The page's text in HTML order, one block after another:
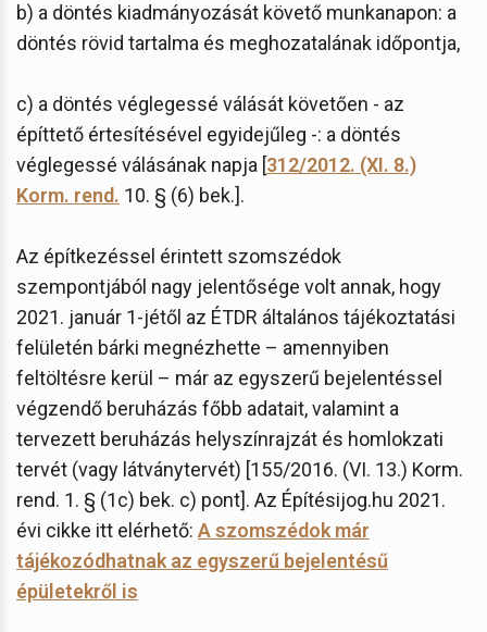
b) a döntés kiadmányozását követő munkanapon: a
döntés rövid tartalma és meghozatalának időpontja,
c) a döntés véglegessé válását követően - az
építtető értesítésével egyidejűleg -: a döntés
véglegessé válásának napja [312/2012. (XI. 8.)
Korm. rend. 10. § (6) bek.].
Az építkezéssel érintett szomszédok
szempontjából nagy jelentősége volt annak, hogy
2021. január 1-jétől az ÉTDR általános tájékoztatási
felületén bárki megnézhette – amennyiben
feltöltésre kerül – már az egyszerű bejelentéssel
végzendő beruházás főbb adatait, valamint a
tervezett beruházás helyszínrajzát és homlokzati
tervét (vagy látványtervét) [155/2016. (VI. 13.) Korm.
rend. 1. § (1c) bek. c) pont]. Az Építésijog.hu 2021.
évi cikke itt elérhető: A szomszédok már
tájékozódhatnak az egyszerű bejelentésű
épületekről is